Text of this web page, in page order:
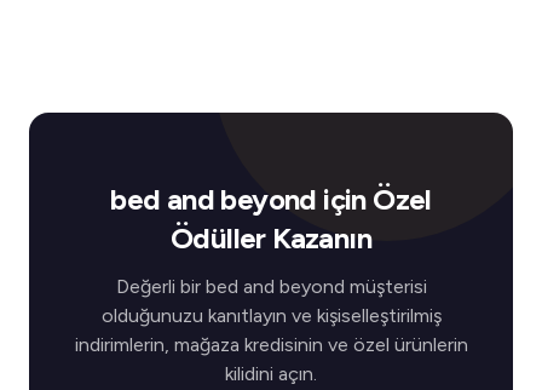
bed and beyond için Özel
Ödüller Kazanın
Değerli bir bed and beyond müşterisi
olduğunuzu kanıtlayın ve kişiselleştirilmiş
indirimlerin, mağaza kredisinin ve özel ürünlerin
kilidini açın.